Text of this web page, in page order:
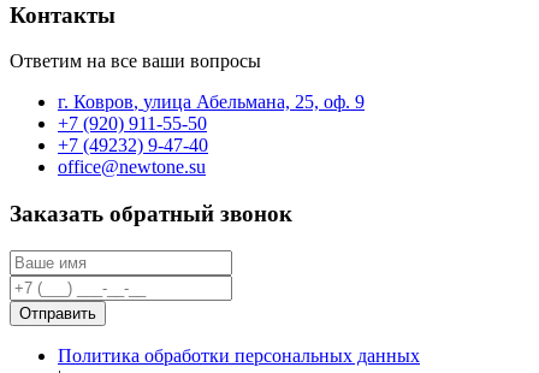
Контакты
Ответим на все ваши вопросы
г. Ковров, улица Абельмана, 25, оф. 9
+7 (920) 911-55-50
+7 (49232) 9-47-40
office@newtone.su
Заказать обратный звонок
Отправить
Политика обработки персональных данных